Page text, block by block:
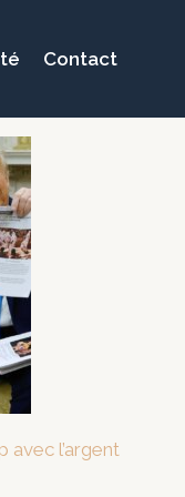
Contact
avec l’argent